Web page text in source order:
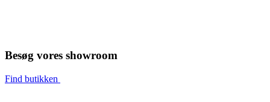
Besøg vores showroom
Find butikken